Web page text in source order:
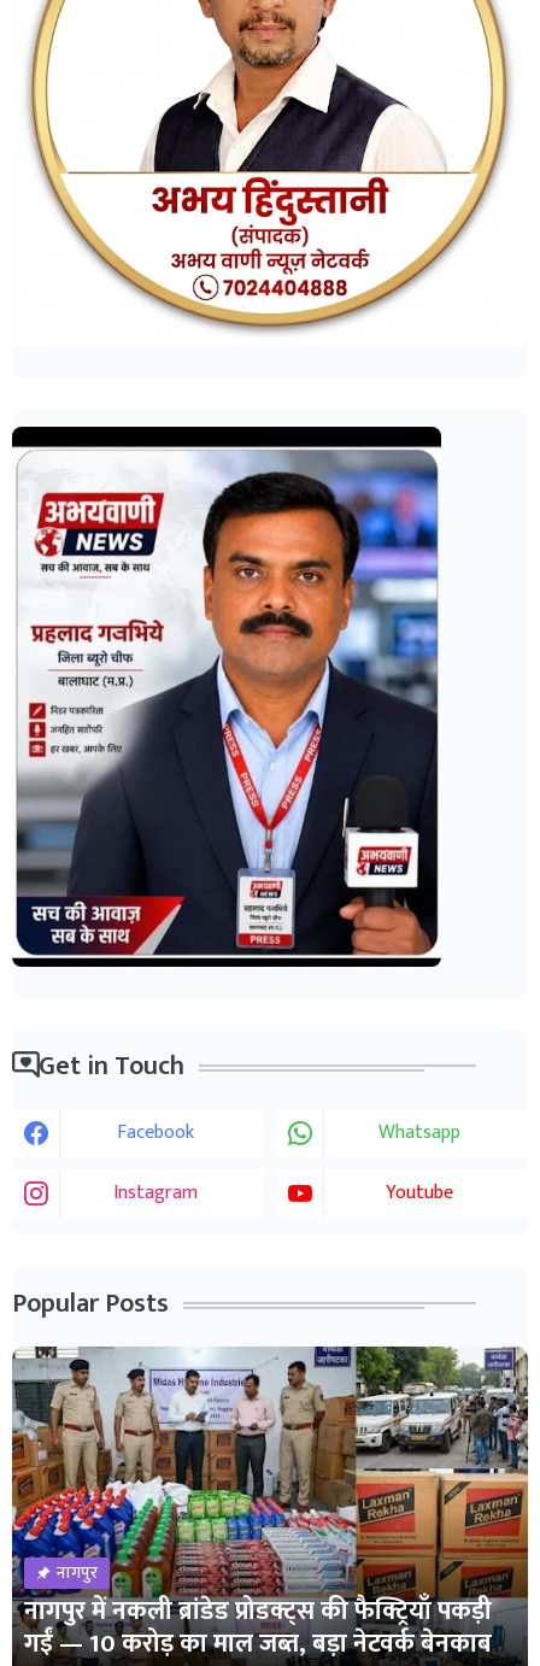
Get in Touch
Facebook
Whatsapp
Instagram
Youtube
Popular Posts
नागपुर
नागपुर में नकली ब्रांडेड प्रोडक्ट्स की फैक्ट्रियाँ पकड़ी
गईं — 10 करोड़ का माल जब्त, बड़ा नेटवर्क बेनकाब